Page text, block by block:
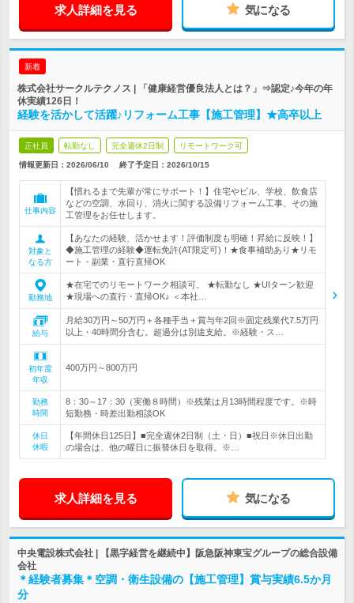
求人詳細を見る 気になる
新着
株式会社サークルテクノス | 「健康経営優良法人とは？」⇒認定♪今年の年
休実績126日！
経験を活かして活躍♪リフォーム工事【施工管理】★高卒以上
正社員 転勤なし 完全週休2日制 リモートワーク可
情報更新日：2026/06/10 終了予定日： 2026/10/15
仕事内容
【慣れるまで先輩が常にサポート！】住宅やビル、学校、飲食店
などの空調、水回り、消火に関する設備リフォーム工事、その施
工管理をお任せします。
対象と
なる方
【あなたの経験、活かせます！評価制度も明確！昇給に反映！】
◆施工管理の経験◆運転免許(AT限定可)！★食事補助あり★リモ
ート・副業・直行直帰OK
勤務地
★在宅でのリモートワーク相談可。 ★転勤なし ★UIターン歓迎
★現場への直行・直帰OK♪ ＜本社…
給与
月給30万円～50万円＋各種手当＋賞与年2回※固定残業代7.5万円
以上・40時間分含む。超過分は別途支給。※経験・ス…
初年度
年収
400万円～800万円
勤務
時間
8：30～17：30（実働８時間）※残業は月13時間程度です。※時
短勤務・時差出勤相談OK
休日
休暇
【年間休日125日】■完全週休2日制（土・日）■祝日※休日出勤
の場合は、他の曜日に振替休日を取得。※…
求人詳細を見る 気になる
中央電設株式会社 | 【黒字経営を継続中】阪急阪神東宝グループの総合設備
会社
＊経験者募集＊空調・衛生設備の【施工管理】賞与実績6.5か月
分